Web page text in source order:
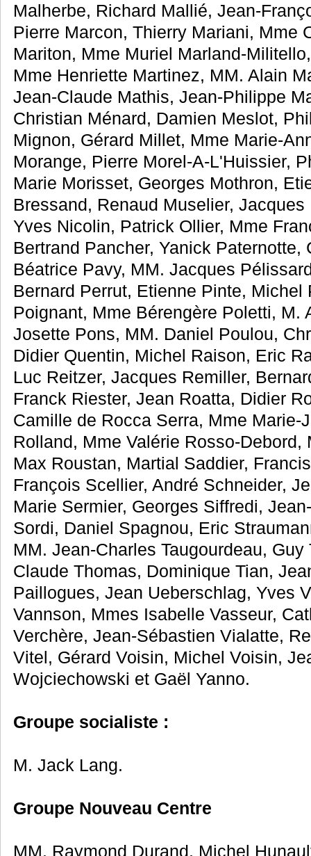
Malherbe, Richard Mallié, Jean-
Pierre Marcon, Thierry Mariani, Mme
Mariton, Mme Muriel Marland-
Mme Henriette Martinez, MM. Alain
Jean-Claude Mathis, Jean-Philippe
Christian Ménard, Damien Meslot,
Mignon, Gérard Millet, Mme Marie-
Morange, Pierre Morel-A-L'Huissier,
Marie Morisset, Georges Mothron,
Bressand, Renaud Muselier,
Yves Nicolin, Patrick Ollier, Mme
Bertrand Pancher, Yanick Paternotte,
Béatrice Pavy, MM. Jacques
Bernard Perrut, Etienne Pinte,
Poignant, Mme Bérengère Poletti, M.
Josette Pons, MM. Daniel Poulou,
Didier Quentin, Michel Raison, Eric
Luc Reitzer, Jacques Remiller,
Franck Riester, Jean Roatta, Didier
Camille de Rocca Serra, Mme Marie-
Rolland, Mme Valérie Rosso-
Max Roustan, Martial Saddier,
François Scellier, André Schneider,
Marie Sermier, Georges Siffredi,
Sordi, Daniel Spagnou, Eric
MM. Jean-Charles Taugourdeau,
Claude Thomas, Dominique Tian,
Paillogues, Jean Ueberschlag, Yves
Vannson, Mmes Isabelle Vasseur,
Verchère, Jean-Sébastien Vialatte,
Vitel, Gérard Voisin, Michel Voisin,
Wojciechowski et Gaël Yanno.
Groupe socialiste :
M. Jack Lang.
Groupe Nouveau Centre
MM. Raymond Durand, Michel